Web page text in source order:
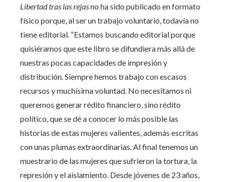
Libertad tras las rejasno ha sido publicado en formato
físico porque, al ser un trabajo voluntario, todavía no
tiene editorial. “Estamos buscando editorial porque
quisiéramos que este libro se difundiera más allá de
nuestras pocas capacidades de impresión y
distribución. Siempre hemos trabajo con escasos
recursos y muchísima voluntad. No necesitamos ni
queremos generar rédito financiero, sino rédito
político, que se dé a conocer lo más posible las
historias de estas mujeres valientes, además escritas
con unas plumas extraordinarias. Al final tenemos un
muestrario de las mujeres que sufrieron la tortura, la
represión y el aislamiento. Desde jóvenes de 23 años,